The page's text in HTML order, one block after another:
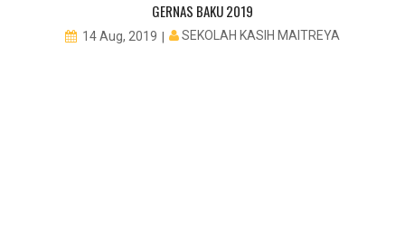
GERNAS BAKU 2019
14 Aug, 2019 SEKOLAH KASIH MAITREYA